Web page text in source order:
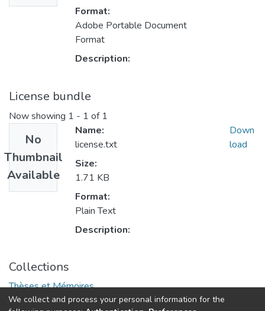
Format:
Adobe Portable Document
Format
Description:
License bundle
Now showing 1 - 1 of 1
No
Thumbnail
Available
Name:
license.txt
Size:
1.71 KB
Format:
Plain Text
Description:
Down
load
Collections
Thèses et Mémoires
We collect and process your personal information for the